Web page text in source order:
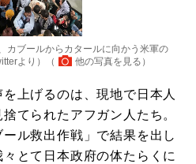
カブールからカタールに向かう米軍の
より）（
他の写真を見る ）
上げるのは、現地で日本人
てられたアフガン人たち。
ル救出作戦」で結果を出し
とて日本政府の体たらくに